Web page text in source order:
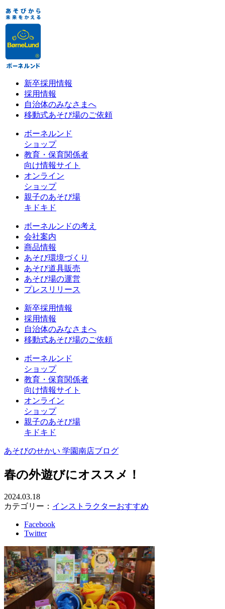
新卒採用情報
採用情報
自治体のみなさまへ
移動式あそび場のご依頼
ボーネルンド
ショップ
教育・保育関係者
向け情報サイト
オンライン
ショップ
親子のあそび場
キドキド
ボーネルンドの考え
会社案内
商品情報
あそび環境づくり
あそび道具販売
あそび場の運営
プレスリリース
新卒採用情報
採用情報
自治体のみなさまへ
移動式あそび場のご依頼
ボーネルンド
ショップ
教育・保育関係者
向け情報サイト
オンライン
ショップ
親子のあそび場
キドキド
あそびのせかい 学園南店ブログ
春の外遊びにオススメ！
2024.03.18
カテゴリー： インストラクターおすすめ
Facebook
Twitter